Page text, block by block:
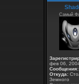
Самый
фев 06,
Сообщения:
Откуда:
Земного